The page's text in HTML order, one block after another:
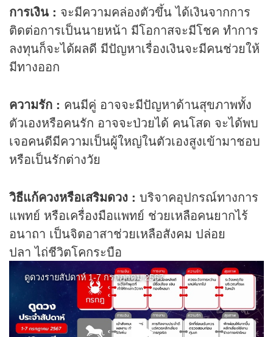
การเงิน : จะมีความคล่องตัวขึ้น ได้เงินจากการ
ติดต่อการเป็นนายหน้า มีโอกาสจะมีโชค ทำการ
ลงทุนก็จะได้ผลดี มีปัญหาเรื่องเงินจะมีคนช่วยให้
มีทางออก
ความรัก : คนมีคู่ อาจจะมีปัญหาด้านสุขภาพทั้ง
ตัวเองหรือคนรัก อาจจะป่วยได้ คนโสด จะได้พบ
เจอคนดีมีความเป็นผู้ใหญ่ในตัวเองสูงเข้ามาชอบ
หรือเป็นรักต่างวัย
วิธีแก้ควงหรือเสริมดวง : บริจาคอุปกรณ์ทางการ
แพทย์ หรือเครื่องมือแพทย์ ช่วยเหลือคนยากไร้
อนาถา เป็นจิตอาสาช่วยเหลือสังคม ปล่อย
ปลา ไถ่ชีวิตโคกระบือ